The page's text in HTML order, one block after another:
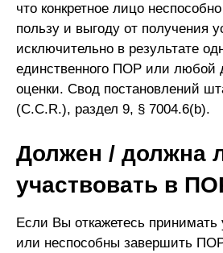
что конкретное лицо
пользу и выгоду от получения
исключительно в результате
единственного ПОР или любой
оценки. Свод постановлений
(C.C.R.), раздел 9, § 7004.6(b).
Должен / должна
участвовать в
Если Вы откажетесь
или неспособны завершить